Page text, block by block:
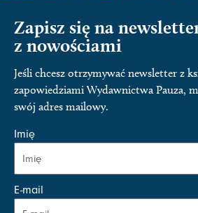
Zapisz się na
z nowościami
Jeśli chcesz otrzymywać newsletter z
zapowiedziami Wydawnictwa Pauza,
swój adres mailowy.
Imię
E-mail